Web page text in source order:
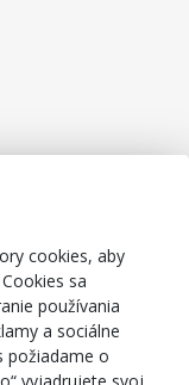
cookies, aby
sa
používania
a sociálne
požiadame o
vyjadrujete svoj